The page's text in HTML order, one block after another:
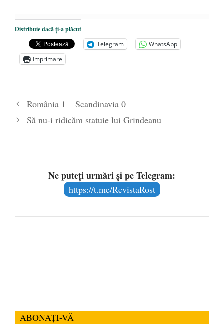
Distribuie dacă ți-a plăcut
Telegram
WhatsApp
Imprimare
România 1 – Scandinavia 0
Să nu-i ridicăm statuie lui Grindeanu
Ne puteți urmări și pe Telegram:
https://t.me/RevistaRost
ABONAȚI-VĂ